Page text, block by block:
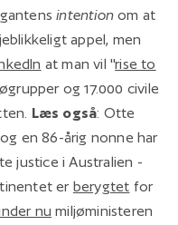
intention om at
appel, men
at man vil "rise to
og 17.000 civile
Læs også: Otte
en 86-årig nonne har
justice i Australien -
er berygtet for
nu miljøministeren